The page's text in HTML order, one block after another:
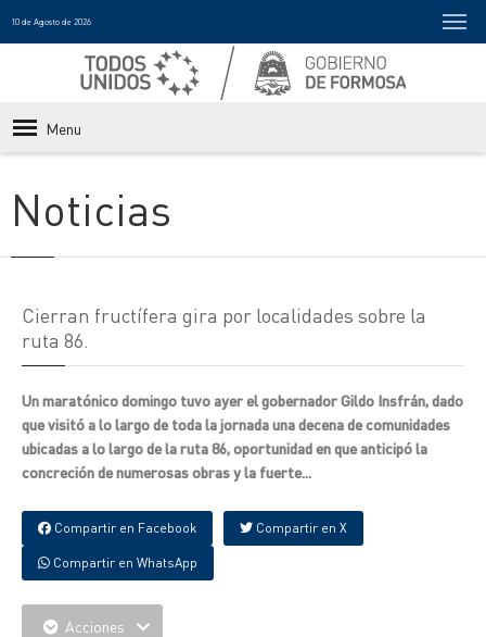
10 de Agosto de 2026
Menu
Noticias
Cierran fructífera gira por localidades sobre la
ruta 86.
Un maratónico domingo tuvo ayer el gobernador Gildo Insfrán, dado
que visitó a lo largo de toda la jornada una decena de comunidades
ubicadas a lo largo de la ruta 86, oportunidad en que anticipó la
concreción de numerosas obras y la fuerte...
Compartir en Facebook Compartir en X
Compartir en WhatsApp
Acciones